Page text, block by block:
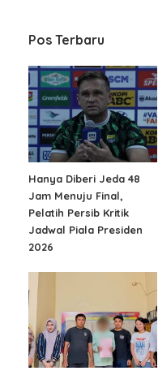
Pos Terbaru
Hanya Diberi Jeda 48
Jam Menuju Final,
Pelatih Persib Kritik
Jadwal Piala Presiden
2026